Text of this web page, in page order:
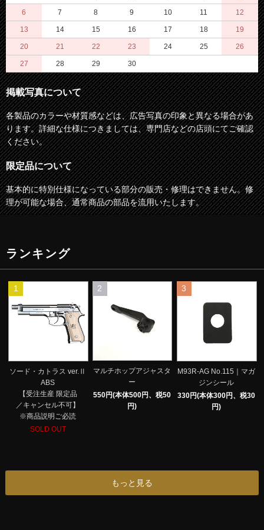
6 7 8 9 10 11 12
13 14 15 16 17 18 19
20 21 22 23 24 25 26
27 28 29 30
掲載写真について
各製品のカラーや材質感などは、広告写真の印象と異なる場合があ
ります。詳細な仕様につきましては、専門店などの店頭にてご確認
ください。
限定品について
基本的に特別仕様になっている部分の販売・修理はできません。修
理が可能な場合、通常商品の部品を流用いたします。
ランキング
1
ソード・カトラス ver.Ⅱ
ABS
【受注生産 限定品
／キャンセル不可】
※商品説明ご必読
SOLD OUT
2
マルチホップアジャスタ
ー
550円(本体500円、税50
円)
3
M93R-AG No.115｜マガ
ジンシール
330円(本体300円、税30
円)
もっと見る